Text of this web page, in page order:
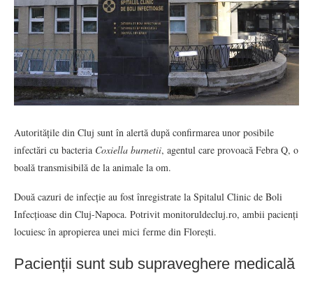
Autoritățile din Cluj sunt în alertă după confirmarea unor posibile
infectări cu bacteria Coxiella burnetii, agentul care provoacă Febra Q, o
boală transmisibilă de la animale la om.
Două cazuri de infecție au fost înregistrate la Spitalul Clinic de Boli
Infecțioase din Cluj-Napoca. Potrivit monitoruldecluj.ro, ambii pacienți
locuiesc în apropierea unei mici ferme din Florești.
Pacienții sunt sub supraveghere medicală